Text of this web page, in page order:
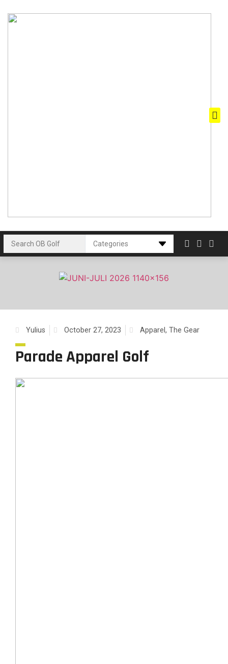
Yulius October 27, 2023 Apparel , The Gear
Parade Apparel Golf